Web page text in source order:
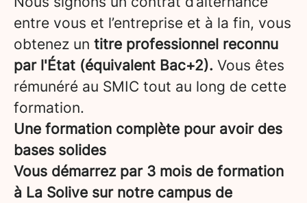
entre vous et l’entreprise et à la fin, vous
obtenez un titre professionnel reconnu
par l'État (équivalent Bac+2). Vous êtes
rémunéré au SMIC tout au long de cette
formation.
Une formation complète pour avoir des
bases solides
Vous démarrez par 3 mois de formation
à La Solive sur notre campus de